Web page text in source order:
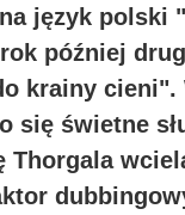
język polski
później
krainy cieni".
się świetne
Thorgala